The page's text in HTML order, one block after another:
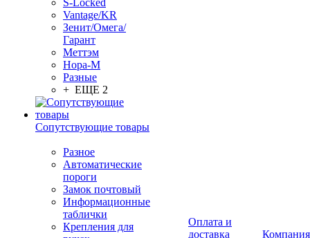
S-Locked
Vantage/KR
Зенит/Омега/
Гарант
Меттэм
Нора-М
Разные
+ ЕЩЕ 2
Сопутствующие товары
Разное
Автоматические
пороги
Замок почтовый
Информационные
таблички
Крепления для
Оплата и
доставка
Компания